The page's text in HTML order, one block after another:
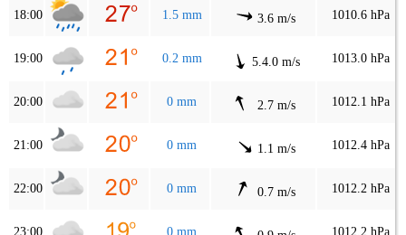
18:00 1.5 mm 3.6 m/s 1010.6 hPa
19:00 0.2 mm 5.4.0 m/s 1013.0 hPa
20:00 0 mm 2.7 m/s 1012.1 hPa
21:00 0 mm 1.1 m/s 1012.4 hPa
22:00 0 mm 0.7 m/s 1012.2 hPa
23:00 0 mm 1012.2 hPa